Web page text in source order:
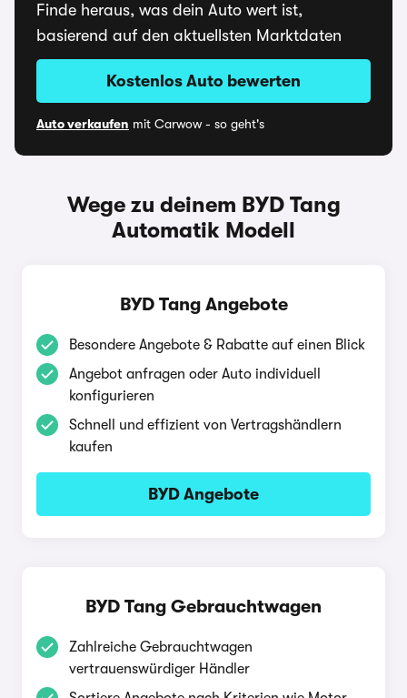
Finde heraus, was dein Auto wert ist,
basierend auf den aktuellsten Marktdaten
Kostenlos Auto bewerten
Auto verkaufen mit Carwow - so geht's
Wege zu deinem BYD Tang
Automatik Modell
BYD Tang Angebote
Besondere Angebote & Rabatte auf einen Blick
Angebot anfragen oder Auto individuell
konfigurieren
Schnell und effizient von Vertragshändlern
kaufen
BYD Angebote
BYD Tang Gebrauchtwagen
Zahlreiche Gebrauchtwagen
vertrauenswürdiger Händler